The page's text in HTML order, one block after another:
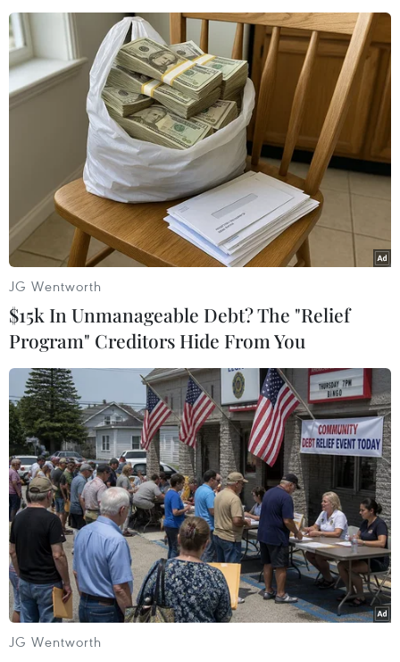
#hoa anh đào #Washington DC
#thủ đô Mỹ
#du lịch Washington DC
#thời gian hoa nở
#quảng trường Hoa Kỳ
#du khách
#ngắm hoa anh đào
#mùa hoa đẹp
#công viên quốc gia
Mỹ
Thánh đường Emir
Abdelkader - biểu tượng
văn hóa, tôn giáo của
Constantine
08/08/2026 08:35
Vẻ đẹp lãng mạn của đồi
Vọng Cảnh tại thành phố
Huế
08/08/2026 07:09
JG Wentworth
$15k In Unmanageable Debt? The "Relief
Program" Creditors Hide From You
JG Wentworth